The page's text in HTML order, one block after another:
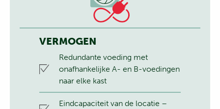
VERMOGEN
Redundante voeding met
onafhankelijke A- en B-voedingen
naar elke kast
Eindcapaciteit van de locatie –